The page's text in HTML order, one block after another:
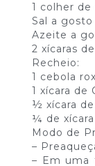
1 colher de
Sal a gosto
Azeite a
2 xícaras
Recheio:
1 cebola
1 xícara de
½ xícara
¼ de
Modo de
–
– Em uma